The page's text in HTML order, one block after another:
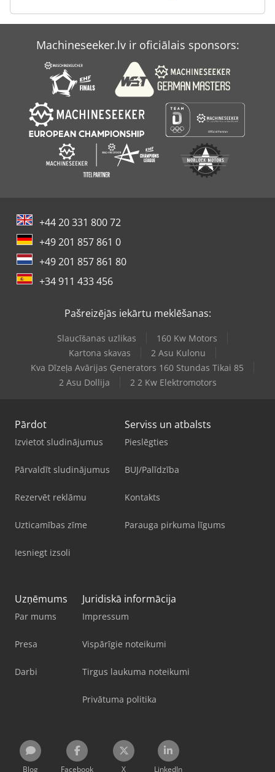
Machineseeker.lv ir oficiālais sponsors:
+44 20 331 800 72
+49 201 857 861 0
+49 201 857 861 80
+34 911 433 456
Pašreizējās iekārtu meklēšanas:
Slaucīšanas uzlikas
160 Kw Motors
Kartona skavas
2 Asu Kulonu
Kva Dīzeļa Avārijas Ģenerators 160 Stundas Tikai 85
2 Asu Dollija
2 2 Kw Elektromotors
Pārdot
Izvietot sludinājumus
Pārvaldīt sludinājumus
Rezervēt reklāmu
Uzticamības zīme
Iesniegt izsoli
Serviss un atbalsts
Pieslēgties
BUJ/Palīdzība
Kontakts
Parauga pirkuma līgums
Uzņēmums
Par mums
Presa
Darbi
Juridiskā informācija
Impressum
Vispārīgie noteikumi
Tirgus laukuma noteikumi
Privātuma politika
Blog Facebook X LinkedIn